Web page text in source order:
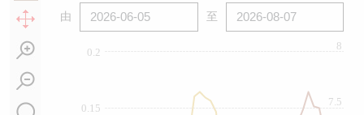
由 至
0.15
0.2
7.5
8